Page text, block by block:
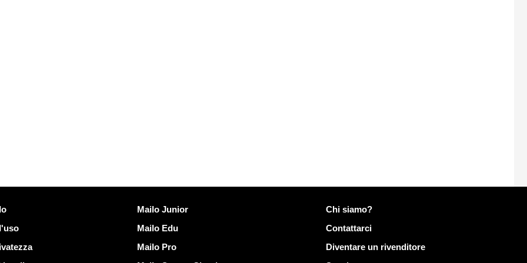
Scoprire Mailo
Mailo Junior
Mailo Edu
Mailo Pro
Più informazioni su Mailo
Chi siamo?
Contattarci
Diventare un rivenditore